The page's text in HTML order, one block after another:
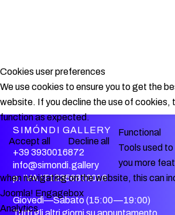
SIMÓNDI GALLERY
+39 3930016872
info@simondi.gallery
p. IVA IT12356800016
Giovedì—Sabato (15:00—19:00)
Cookies user preferences
We use cookies to ensure you to get the
website. If you decline the use of cookies,
function as expected.
Accept all
Decline all
Functional
Tools used
you more
when navigating on the website, this can
Joomla! Engagebox
Analytics